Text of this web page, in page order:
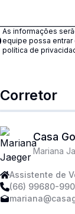
As informações
equipe possa entrar
política de
Corretor
Casa
Mariana
Assistente de
(66) 99680-